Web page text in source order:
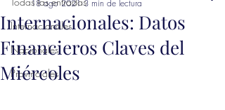
Internacionales
Nacionales
Provinciales
Internacionales: Datos
Financieros Claves del
Miércoles
18 ago 2021 3 min de lectura